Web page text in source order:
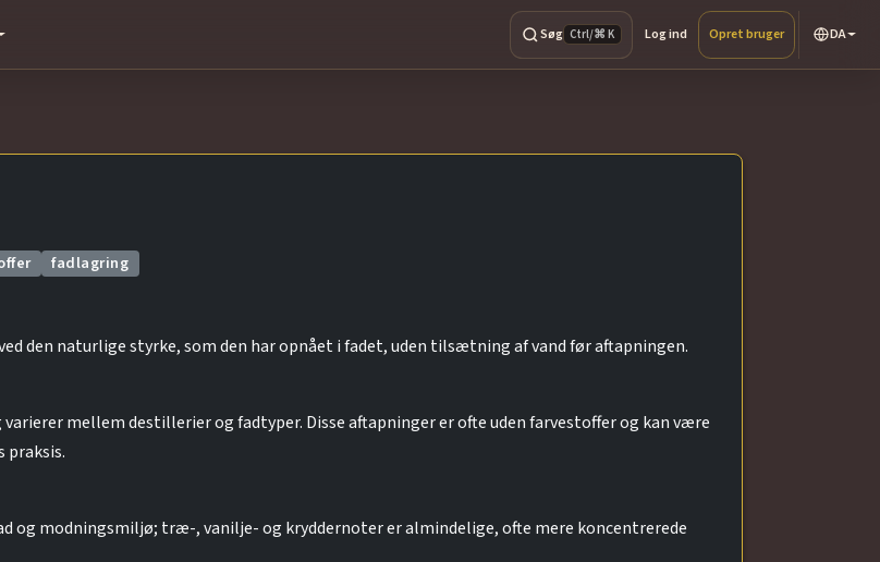
Søg Ctrl/⌘ K Log ind Opret bruger DA
fadlagring
den naturlige styrke, som den har opnået i fadet, uden tilsætning af vand før aftapningen.
mellem destillerier og fadtyper. Disse aftapninger er ofte uden farvestoffer og kan være
og modningsmiljø; træ-, vanilje- og kryddernoter er almindelige, ofte mere koncentrerede